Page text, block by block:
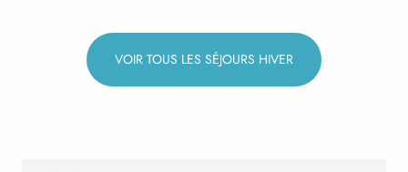
VOIR TOUS LES SÉJOURS HIVER